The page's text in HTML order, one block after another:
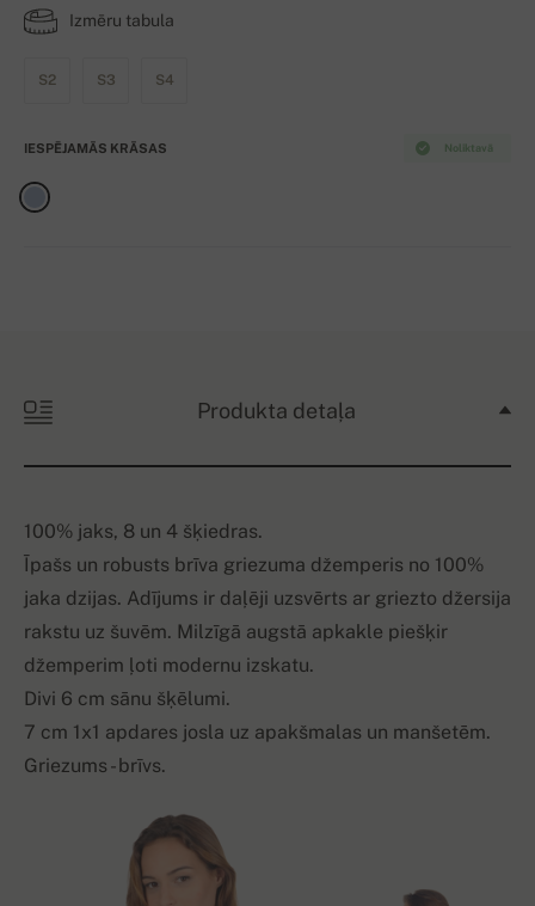
Izmēru tabula
S2 S3 S4
Noliktavā
IESPĒJAMĀS KRĀSAS
Produkta detaļa
100% jaks, 8 un 4 šķiedras.
Īpašs un robusts brīva griezuma džemperis no 100%
jaka dzijas. Adījums ir daļēji uzsvērts ar griezto džersija
rakstu uz šuvēm. Milzīgā augstā apkakle piešķir
džemperim ļoti modernu izskatu.
Divi 6 cm sānu šķēlumi.
7 cm 1x1 apdares josla uz apakšmalas un manšetēm.
Griezums - brīvs.